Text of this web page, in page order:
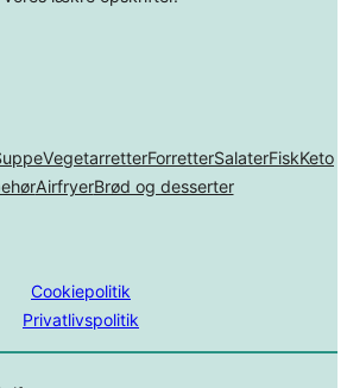
VegetarretterForretterSalaterFiskKeto
AirfryerBrød og desserter
Cookiepolitik
Privatlivspolitik